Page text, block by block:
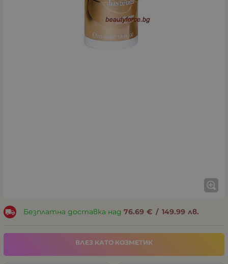
Безплатна доставка над 76.69 € / 149.99 лв.
ВЛЕЗ КАТО КОЗМЕТИК